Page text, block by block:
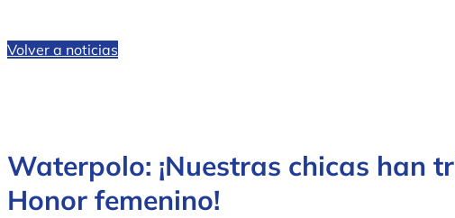
Volver a noticias
Waterpolo: ¡Nuestras chicas han
Honor femenino!